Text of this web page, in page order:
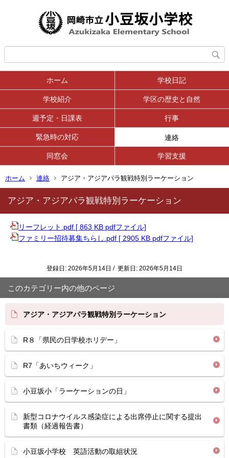
ホーム 学校日記
学校紹介 学区の歴史と自然
週予定・日課表 行事
緊急時の対応 連絡
同窓会 学習支援
ホーム 連絡 アジア・アジアパラ観戦特別ラーケーション
アジア・アジアパラ観戦特別ラーケーション
リーフレット.pdf [ 863 KB pdfファイル]
ファミリー招待募集ちらし.pdf [ 2905 KB pdfファイル]
登録日: 2026年5月14日 / 更新日: 2026年5月14日
このカテゴリー内の他のページ
アジア・アジアパラ観戦特別ラーケーション
R８「県民の日学校ホリデー」
R7「あいちウィーク」
小豆坂小「ラーケーションの日」
新型コロナウイルス感染症による出席停止に関する提出
書類（経過報告書）
小豆坂小学校 英語活動の取組状況